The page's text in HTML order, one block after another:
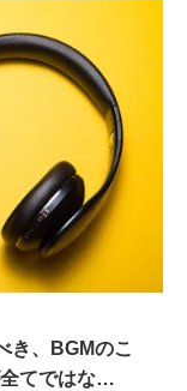
き、BGMのこ
全てではな…